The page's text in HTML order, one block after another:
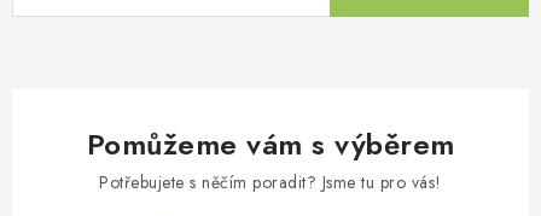
Pomůžeme vám s výběrem
Potřebujete s něčím poradit? Jsme tu pro vás!